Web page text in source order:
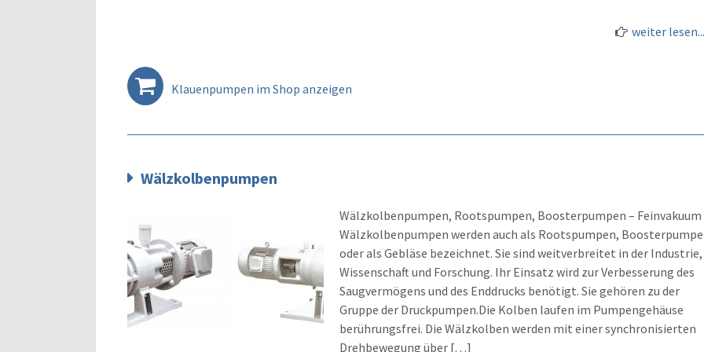
weiter lesen...
Klauenpumpen im Shop anzeigen
Wälzkolbenpumpen
Wälzkolbenpumpen, Rootspumpen, Boosterpumpen – Feinvakuum
Wälzkolbenpumpen werden auch als Rootspumpen,
oder als Gebläse bezeichnet. Sie sind weitverbreitet in der Industrie,
Wissenschaft und Forschung. Ihr Einsatz wird zur Verbesserung des
Saugvermögens und des Enddrucks benötigt. Sie gehören zu der
Gruppe der Druckpumpen.Die Kolben laufen im Pumpengehäuse
berührungsfrei. Die Wälzkolben werden mit einer synchronisierten
Drehbewegung über […]